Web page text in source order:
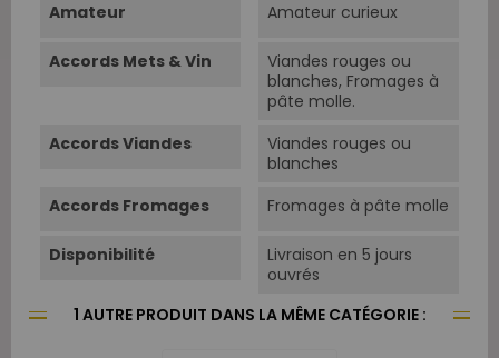
Amateur Amateur curieux
Accords Mets & Vin
Viandes rouges ou
blanches, Fromages à
pâte molle.
Accords Viandes
Viandes rouges ou
blanches
Accords Fromages
Fromages à pâte molle
Disponibilité
Livraison en 5 jours
ouvrés
1 AUTRE PRODUIT DANS LA MÊME CATÉGORIE :